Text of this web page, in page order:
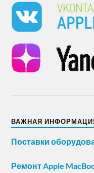
ВАЖНАЯ
Поставки
Ремонт Apple